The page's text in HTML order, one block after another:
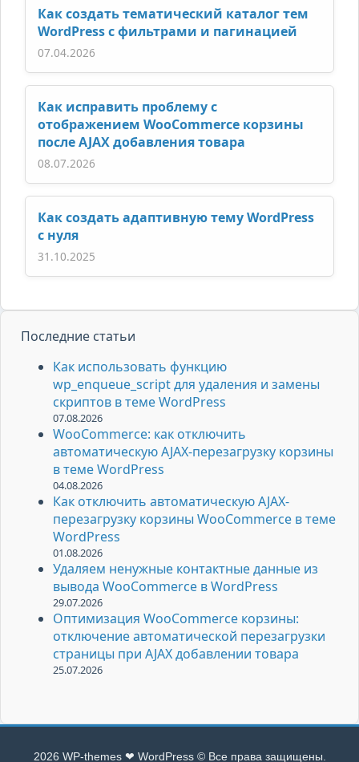
Как создать тематический каталог тем
WordPress с фильтрами и пагинацией
07.04.2026
Как исправить проблему с
отображением WooCommerce корзины
после AJAX добавления товара
08.07.2026
Как создать адаптивную тему WordPress
с нуля
31.10.2025
Последние статьи
Как использовать функцию
wp_enqueue_script для удаления и замены
скриптов в теме WordPress
07.08.2026
WooCommerce: как отключить
автоматическую AJAX-перезагрузку корзины
в теме WordPress
04.08.2026
Как отключить автоматическую AJAX-
перезагрузку корзины WooCommerce в теме
WordPress
01.08.2026
Удаляем ненужные контактные данные из
вывода WooCommerce в WordPress
29.07.2026
Оптимизация WooCommerce корзины:
отключение автоматической перезагрузки
страницы при AJAX добавлении товара
25.07.2026
2026 WP-themes ❤ WordPress © Все права защищены.